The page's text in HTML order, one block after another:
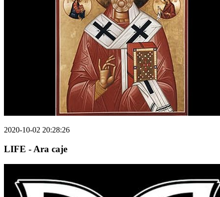
2020-10-02 20:28:26
LIFE - Ara caje